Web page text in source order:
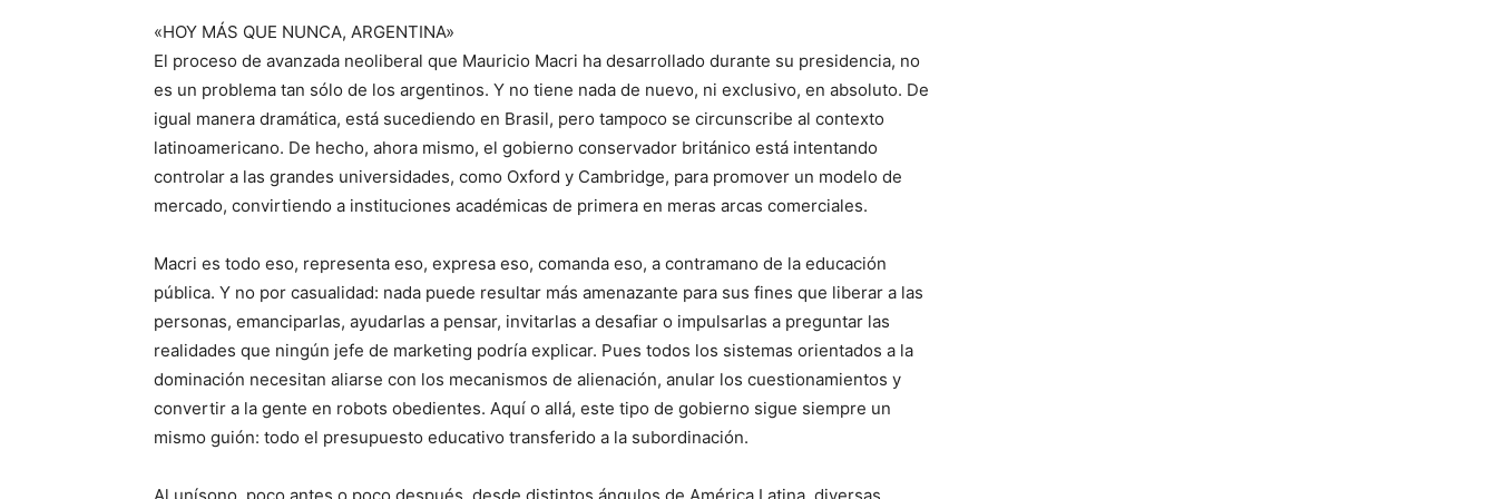
«HOY MÁS QUE NUNCA, ARGENTINA»
El proceso de avanzada neoliberal que Mauricio Macri ha desarrollado durante su presidencia, no
es un problema tan sólo de los argentinos. Y no tiene nada de nuevo, ni exclusivo, en absoluto. De
igual manera dramática, está sucediendo en Brasil, pero tampoco se circunscribe al contexto
latinoamericano. De hecho, ahora mismo, el gobierno conservador británico está intentando
controlar a las grandes universidades, como Oxford y Cambridge, para promover un modelo de
mercado, convirtiendo a instituciones académicas de primera en meras arcas comerciales.
Macri es todo eso, representa eso, expresa eso, comanda eso, a contramano de la educación
pública. Y no por casualidad: nada puede resultar más amenazante para sus fines que liberar a las
personas, emanciparlas, ayudarlas a pensar, invitarlas a desafiar o impulsarlas a preguntar las
realidades que ningún jefe de marketing podría explicar. Pues todos los sistemas orientados a la
dominación necesitan aliarse con los mecanismos de alienación, anular los cuestionamientos y
convertir a la gente en robots obedientes. Aquí o allá, este tipo de gobierno sigue siempre un
mismo guión: todo el presupuesto educativo transferido a la subordinación.